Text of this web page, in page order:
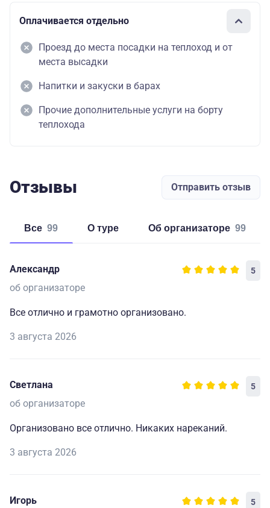
Оплачивается отдельно
Проезд до места посадки на теплоход и от
места высадки
Напитки и закуски в барах
Прочие дополнительные услуги на борту
теплохода
Отзывы Отправить отзыв
Все 99 о туре об организаторе 99
Александр 5
об организаторе
Все отлично и грамотно организовано.
3 августа 2026
Светлана 5
об организаторе
Организовано все отлично. Никаких нареканий.
3 августа 2026
Игорь 5